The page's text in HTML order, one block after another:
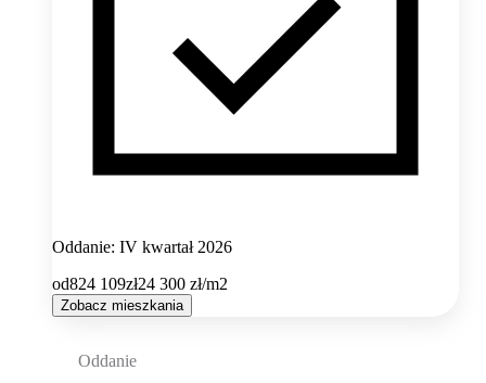
Oddanie: IV kwartał 2026
od824 109zł24 300 zł/m2
Zobacz mieszkania
Oddanie